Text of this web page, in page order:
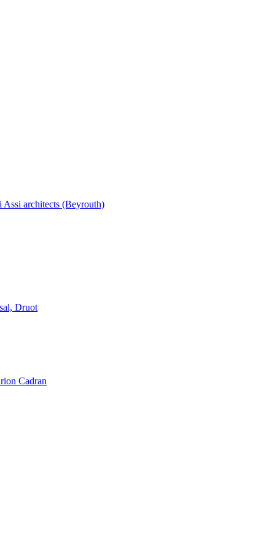
Assi architects (Beyrouth)
Druot
Cadran